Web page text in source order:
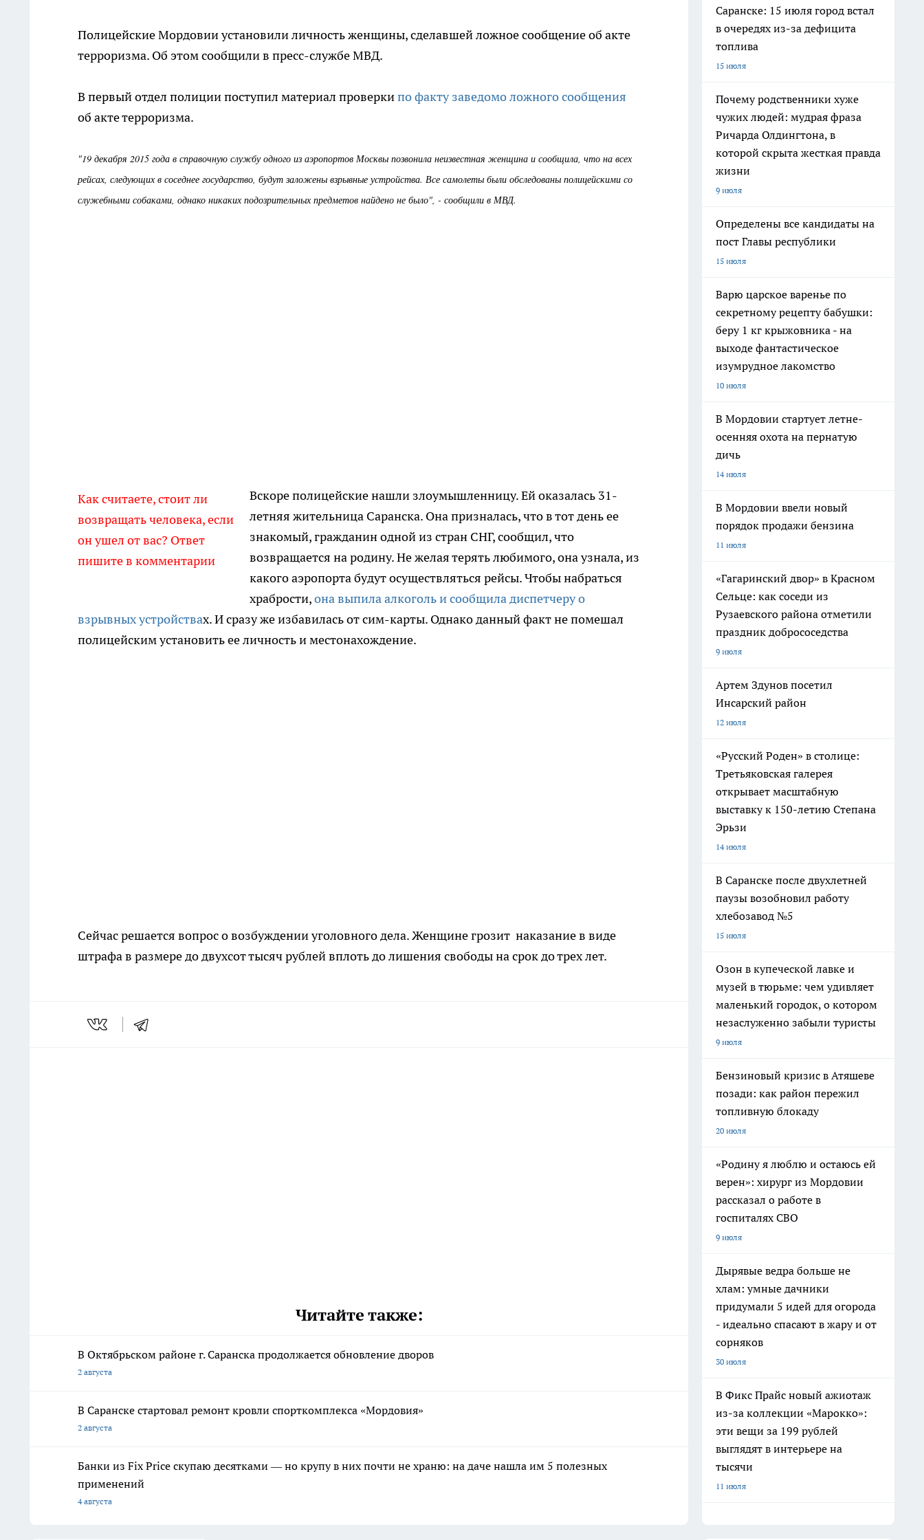
Полицейские Мордовии установили личность женщины, сделавшей ложное сообщение об акте
терроризма. Об этом сообщили в пресс-службе МВД.
В первый отдел полиции поступил материал проверкипо факту заведомо ложного сообщения
об акте терроризма.
"19 декабря 2015 года в справочную службу одного из аэропортов Москвы позвонила неизвестная женщина и сообщила, что на всех
рейсах, следующих в соседнее государство, будут заложены взрывные устройства. Все самолеты были обследованы полицейскими со
служебными собаками, однако никаких подозрительных предметов найдено не было", - сообщили в МВД.
Как считаете, стоит ли
возвращать человека, если
он ушел от вас? Ответ
пишите в комментарии
Вскоре полицейские нашли злоумышленницу. Ей оказалась 31-
летняя жительница Саранска. Она призналась, что в тот день ее
знакомый, гражданин одной из стран СНГ, сообщил, что
возвращается на родину. Не желая терять любимого, она узнала, из
какого аэропорта будут осуществляться рейсы. Чтобы набраться
храбрости,она выпила алкоголь и сообщила диспетчеру о
взрывных устройствах. И сразу же избавилась от сим-карты. Однако данный факт не помешал
полицейским установить ее личность и местонахождение.
Сейчас решается вопрос о возбуждении уголовного дела. Женщине грозит наказание в виде
штрафа в размере до двухсот тысяч рублей вплоть до лишения свободы на срок до трех лет.
Читайте также:
В Октябрьском районе г. Саранска продолжается обновление дворов
2 августа
В Саранске стартовал ремонт кровли спорткомплекса «Мордовия»
2 августа
Банки из Fix Price скупаю десятками — но крупу в них почти не храню: на даче нашла им 5 полезных
применений
4 августа
Саранске: 15 июля город встал
в очередях из-за дефицита
топлива
15 июля
Почему родственники хуже
чужих людей: мудрая фраза
Ричарда Олдингтона, в
которой скрыта жесткая правда
жизни
9 июля
Определены все кандидаты на
пост Главы республики
15 июля
Варю царское варенье по
секретному рецепту бабушки:
беру 1 кг крыжовника - на
выходе фантастическое
изумрудное лакомство
10 июля
В Мордовии стартует летне-
осенняя охота на пернатую
дичь
14 июля
В Мордовии ввели новый
порядок продажи бензина
11 июля
«Гагаринский двор» в Красном
Сельце: как соседи из
Рузаевского района отметили
праздник добрососедства
9 июля
Артем Здунов посетил
Инсарский район
12 июля
«Русский Роден» в столице:
Третьяковская галерея
открывает масштабную
выставку к 150-летию Степана
Эрьзи
14 июля
В Саранске после двухлетней
паузы возобновил работу
хлебозавод №5
15 июля
Озон в купеческой лавке и
музей в тюрьме: чем удивляет
маленький городок, о котором
незаслуженно забыли туристы
9 июля
Бензиновый кризис в Атяшеве
позади: как район пережил
топливную блокаду
20 июля
«Родину я люблю и остаюсь ей
верен»: хирург из Мордовии
рассказал о работе в
госпиталях СВО
9 июля
Дырявые ведра больше не
хлам: умные дачники
придумали 5 идей для огорода
- идеально спасают в жару и от
сорняков
30 июля
В Фикс Прайс новый ажиотаж
из-за коллекции «Марокко»:
эти вещи за 199 рублей
выглядят в интерьере на
тысячи
11 июля